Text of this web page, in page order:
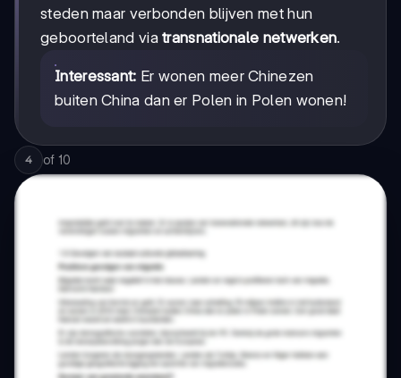
steden maar verbonden blijven met hun
geboorteland viatransnationale netwerken.
Interessant: Er wonen meer Chinezen
buiten China dan er Polen in Polen wonen!
4 of 10